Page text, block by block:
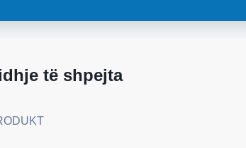
të shpejta